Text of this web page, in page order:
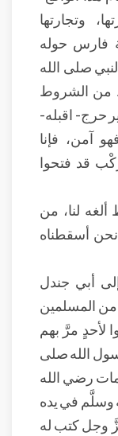
وتجارتها
فارس حوله
صلى الله
من الشروط
حرج- اقبله-
آمن، فإنا
قد فتحوا
ألغه لنا، من
أسقطناه
أبي جندل
المسلمين
لأحدٍ مرَّ بهم
الله صلى
رضي الله
وسلَّم في يده
وجل كتب له